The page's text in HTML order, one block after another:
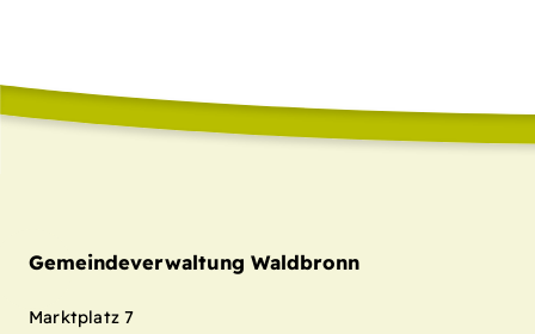
Gemeindeverwaltung Waldbronn
Marktplatz 7